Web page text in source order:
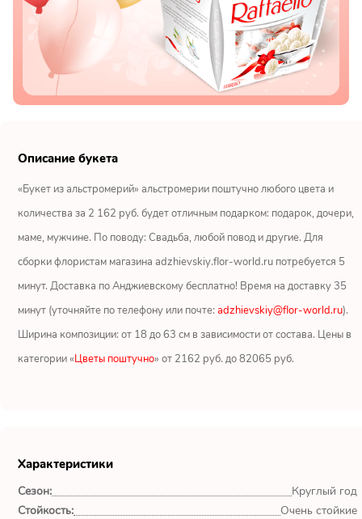
Подсолнухи
Лизиантусы
Лилии
Орхидеи
Тюльпаны
Кустовые розы
Альстромерии
Описание букета
«Букет из альстромерий» альстромерии поштучно любого цвета и
количества за 2 162 руб. будет отличным подарком: подарок, дочери,
маме, мужчине. По поводу: Свадьба, любой повод и другие. Для
сборки флористам магазина adzhievskiy.flor-world.ru потребуется 5
минут. Доставка по Анджиевскому бесплатно! Время на доставку 35
минут (уточняйте по телефону или почте: adzhievskiy@flor-world.ru).
Ширина композиции: от 18 до 63 см в зависимости от состава. Цены в
категории «Цветы поштучно» от 2162 руб. до 82065 руб.
Характеристики
Сезон:
Круглый год
Стойкость:
Очень стойкие